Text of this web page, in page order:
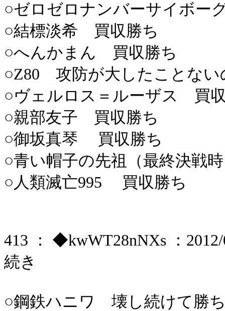
○ゼロゼロナンバーサイボー
○結標淡希 買収勝ち
○へんかまん 買収勝ち
○Z80 攻防が大したことない
○ヴェルロス＝ルーザス 買
○親部友子 買収勝ち
○御坂真琴 買収勝ち
○青い帽子の先祖（最終決戦
○人類滅亡995 買収勝ち
413 ： ◆kwWT28nNXs ：
続き
○鋼鉄ハニワ 壊し続けて勝